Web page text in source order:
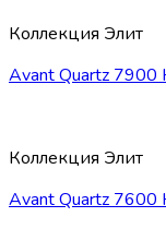
Коллекция Элит
Avant Quartz 7900
Коллекция Элит
Avant Quartz 7600